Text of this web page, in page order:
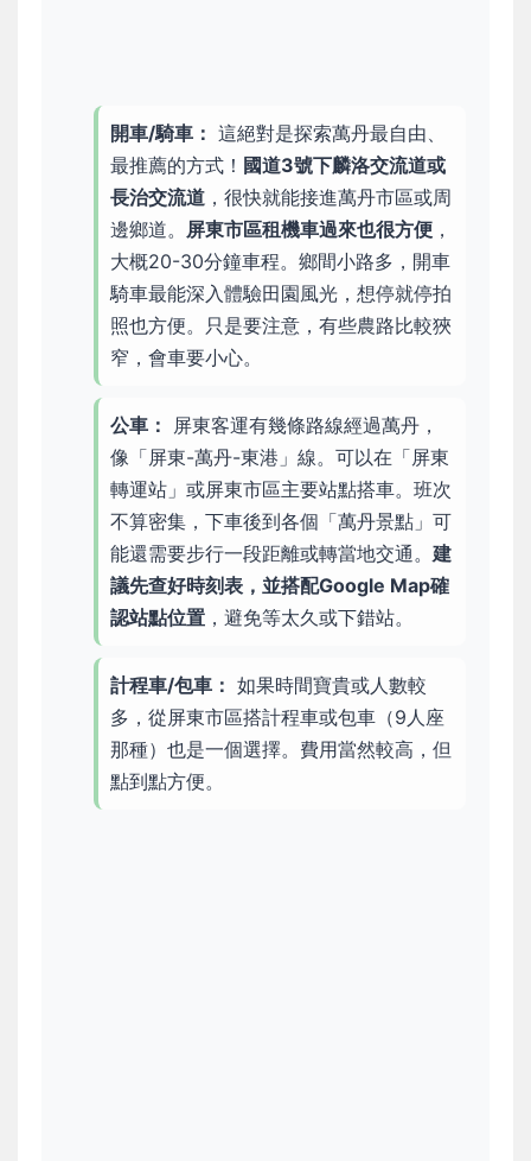
開車/騎車： 這絕對是探索萬丹最自由、
最推薦的方式！ 國道3號下麟洛交流道或
長治交流道 ，很快就能接進萬丹市區或周
邊鄉道。 屏東市區租機車過來也很方便 ，
大概20-30分鐘車程。鄉間小路多，開車
騎車最能深入體驗田園風光，想停就停拍
照也方便。只是要注意，有些農路比較狹
窄，會車要小心。
公車：
屏東客運有幾條路線經過萬丹，
像「屏東-萬丹-東港」線。可以在「屏東
轉運站」或屏東市區主要站點搭車。班次
不算密集，下車後到各個「萬丹景點」可
能還需要步行一段距離或轉當地交通。 建
議先查好時刻表，並搭配Google Map確
認站點位置 ，避免等太久或下錯站。
計程車/包車： 如果時間寶貴或人數較
多，從屏東市區搭計程車或包車（9人座
那種）也是一個選擇。費用當然較高，但
點到點方便。